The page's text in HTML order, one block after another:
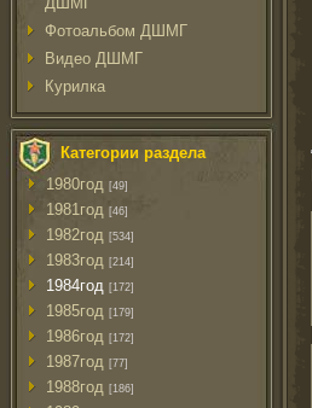
Фотоальбом ДШМГ
Видео ДШМГ
Курилка
Категории раздела
1980год [49]
1981год [46]
1982год [534]
1983год [214]
1984год [172]
1985год [179]
1986год [172]
1987год [77]
1988год [186]